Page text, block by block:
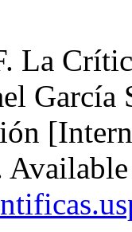
La
García